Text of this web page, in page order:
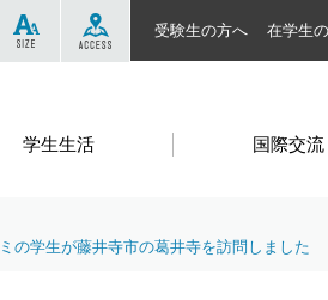
学生生活 国際交流
SIZE
受験生の方へ 在学生
の学生が藤井寺市の葛井寺を訪問しました